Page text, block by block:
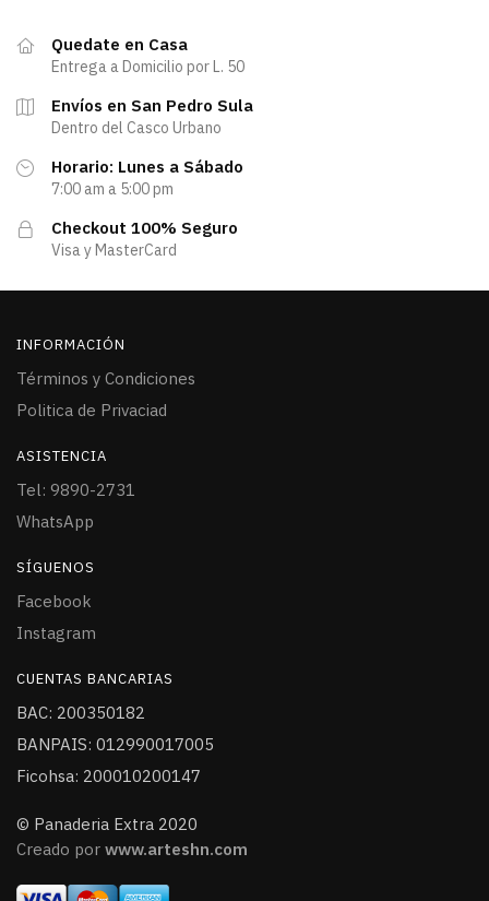
Quedate en Casa
Entrega a Domicilio por L. 50
Envíos en San Pedro Sula
Dentro del Casco Urbano
Horario: Lunes a Sábado
7:00 am a 5:00 pm
Checkout 100% Seguro
Visa y MasterCard
INFORMACIÓN
Términos y Condiciones
Politica de Privaciad
ASISTENCIA
Tel: 9890-2731
WhatsApp
SÍGUENOS
Facebook
Instagram
CUENTAS BANCARIAS
BAC: 200350182
BANPAIS: 012990017005
Ficohsa: 200010200147
© Panaderia Extra 2020
Creado por www.arteshn.com